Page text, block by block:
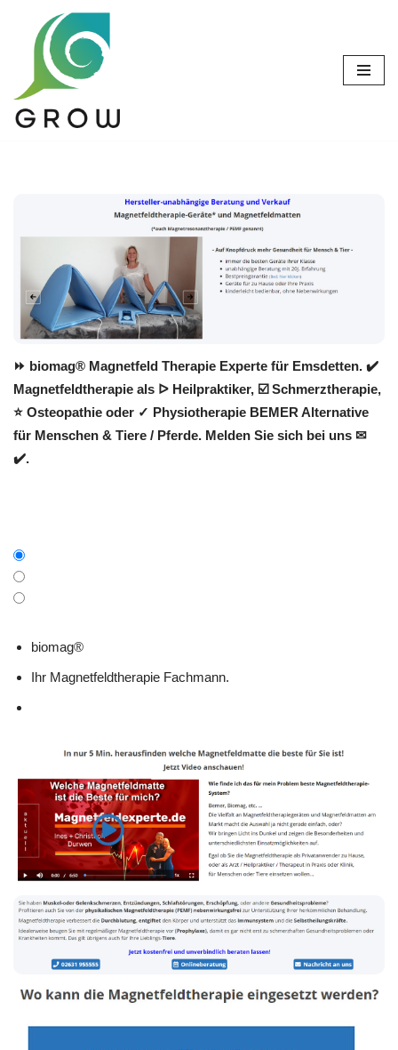
Zum
springen
⏩ biomag® Magnetfeld Therapie Experte für Emsdetten. ✔️
Magnetfeldtherapie als ᐅ Heilpraktiker, ☑️ Schmerztherapie,
⭐ Osteopathie oder ✓ Physiotherapie BEMER Alternative
für Menschen & Tiere / Pferde. Melden Sie sich bei uns ✉
✔️.
biomag®
Ihr Magnetfeldtherapie Fachmann.